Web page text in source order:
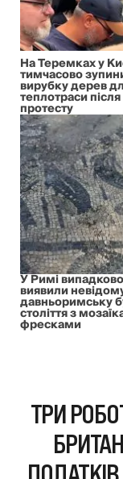
На Теремках у
тимчасово
вирубку дерев
теплотраси після
протесту
У Римі випадково
виявили
давньоримську
століття з
фресками
ТРИ